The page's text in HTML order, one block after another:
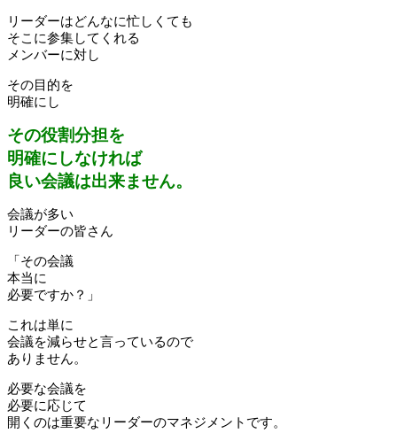
リーダーはどんなに忙しくても
そこに参集してくれる
メンバーに対し
その目的を
明確にし
その役割分担を
明確にしなければ
良い会議は出来ません。
会議が多い
リーダーの皆さん
「その会議
本当に
必要ですか？」
これは単に
会議を減らせと言っているので
ありません。
必要な会議を
必要に応じて
開くのは重要なリーダーのマネジメントです。